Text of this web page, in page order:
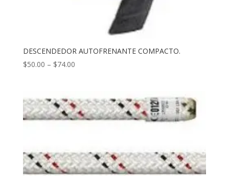
DESCENDEDOR AUTOFRENANTE COMPACTO.
$50.00 – $74.00